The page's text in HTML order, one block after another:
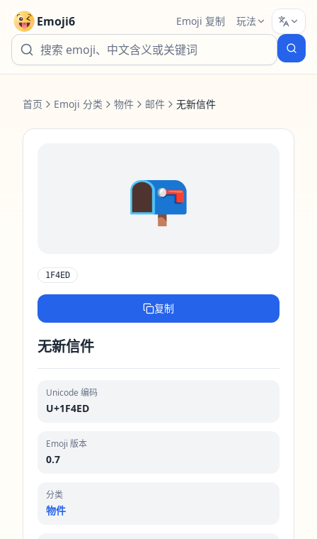
Emoji6 Emoji 复制 玩法
首页 Emoji 分类 物件 邮件 无新信件
📭️
1F4ED
复制
无新信件
Unicode 编码
U+1F4ED
Emoji 版本
0.7
分类
物件